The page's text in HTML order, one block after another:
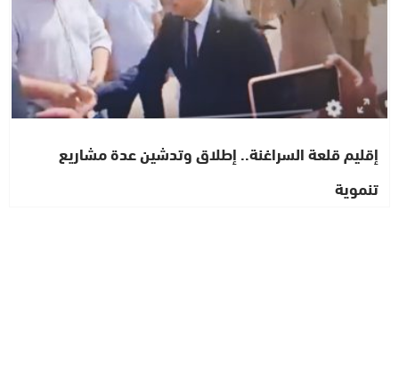
إقليم قلعة السراغنة.. إطلاق وتدشين عدة مشاريع
تنموية